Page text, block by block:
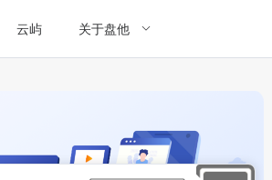
云屿 关于盘他